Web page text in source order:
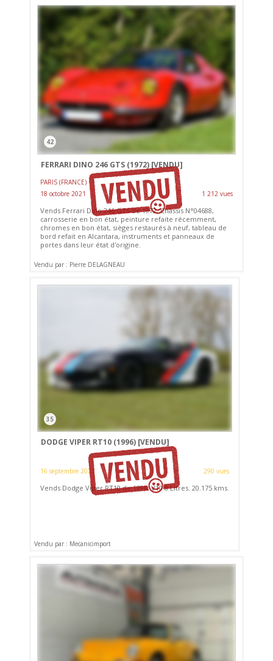
42
FERRARI DINO 246 GTS (1972)[VENDU]
PARIS (FRANCE)
18 octobre 2021
1 212 vues
Vends Ferrari Dino 246 GTS de 1972. Châssis N°04688,
carrosserie en bon état, peinture refaite récemment,
chromes en bon état, sièges restaurés à neuf, tableau de
bord refait en Alcantara, instruments et panneaux de
portes dans leur état d'origine.
Vendu par : Pierre DELAGNEAU
35
DODGE VIPER RT10 (1996) [VENDU]
16 septembre 2021 290 vues
Vends Dodge Viper RT10 de 1996. V10 8 Litres. 20.175 kms.
Vendu par : Mecanicimport